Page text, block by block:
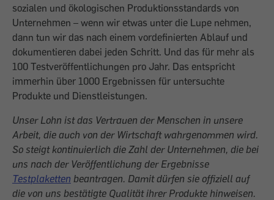
sozialen und ökologischen Produktionsstandards von
Unternehmen – wenn wir etwas unter die Lupe nehmen,
dann tun wir das nach einem vordefinierten Ablauf und
dokumentieren dabei jeden Schritt. Und das für mehr als
100 Testveröffentlichungen pro Jahr. Das entspricht
immerhin über 1000 Ergebnissen für untersuchte
Produkte und Dienstleistungen.
Unser Lohn ist das Vertrauen der Menschen in unsere
Arbeit, die auch von der Wirtschaft wahrgenommen wird.
So steigt kontinuierlich die Zahl der Unternehmen, die bei
uns nach der Veröffentlichung der Ergebnisse
Testplaketten beantragen. Damit dürfen sie offiziell auf
die von uns bestätigte Qualität ihrer Produkte hinweisen.